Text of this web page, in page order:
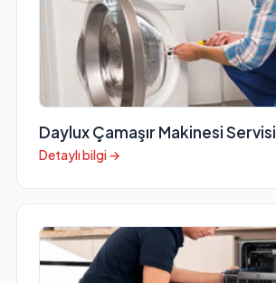
Daylux Çamaşır Makinesi Servisi
Detaylı bilgi →